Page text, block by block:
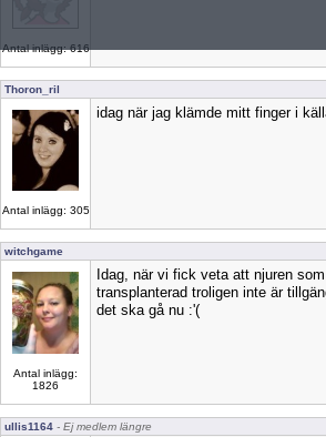
Antal inlägg: 616
Thoron_ril
Antal inlägg: 305
idag när jag klämde mitt finger i
witchgame
Antal inlägg:
1826
Idag, när vi fick veta att njuren
transplanterad troligen inte är
det ska gå nu :'(
ullis1164 - Ej medlem längre